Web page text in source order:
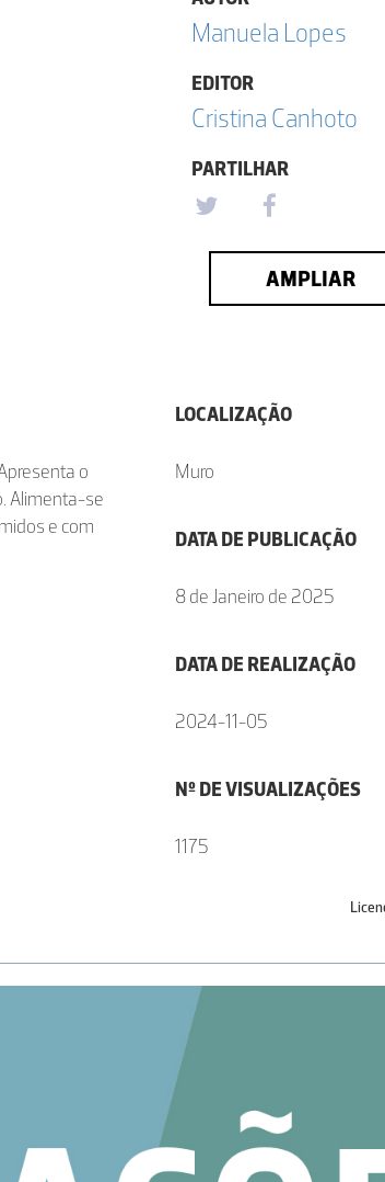
Manuela Lopes
EDITOR
Cristina Canhoto
PARTILHAR
AMPLIAR
o
Alimenta-se
e com
LOCALIZAÇÃO
Muro
DATA DE PUBLICAÇÃO
8 de Janeiro de 2025
DATA DE REALIZAÇÃO
2024-11-05
Nº DE VISUALIZAÇÕES
1175